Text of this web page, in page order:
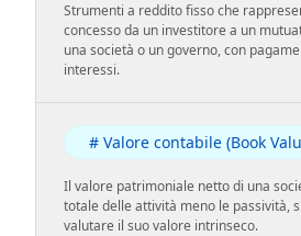
Strumenti a reddito fisso che
concesso da un investitore a un
una società o un governo, con
interessi.
# Valore contabile (Book
Il valore patrimoniale netto di una
totale delle attività meno le passività,
valutare il suo valore intrinseco.